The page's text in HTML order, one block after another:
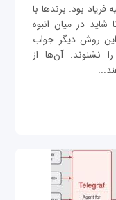
بود. برندها با
شاید در میان انبوه
این روش دیگر جواب
را نشنوند. آن‌ها از